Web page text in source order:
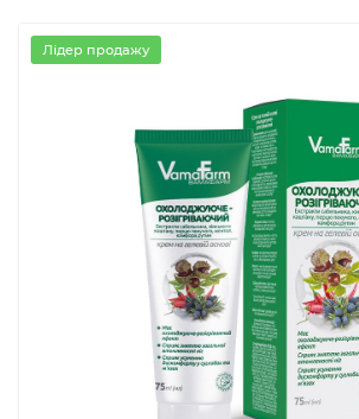
Лідер продажу